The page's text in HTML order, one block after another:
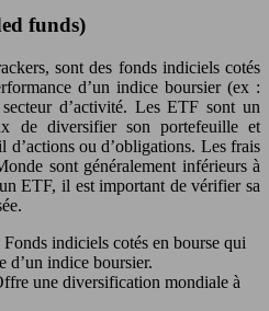
funds)
sont des fonds indiciels cotés
d’un indice boursier (ex :
d’activité. Les ETF sont un
de diversifier son portefeuille et
d’actions ou d’obligations. Les frais
sont généralement inférieurs à
ETF, il est important de vérifier sa
Fonds indiciels cotés en bourse qui
d’un indice boursier.
une diversification mondiale à